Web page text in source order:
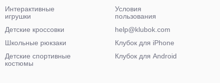
Интерактивные
игрушки
Детские кроссовки
Школьные рюкзаки
Детские спортивные
костюмы
Условия
пользования
help@klubok.com
Клубок для iPhone
Клубок для Android